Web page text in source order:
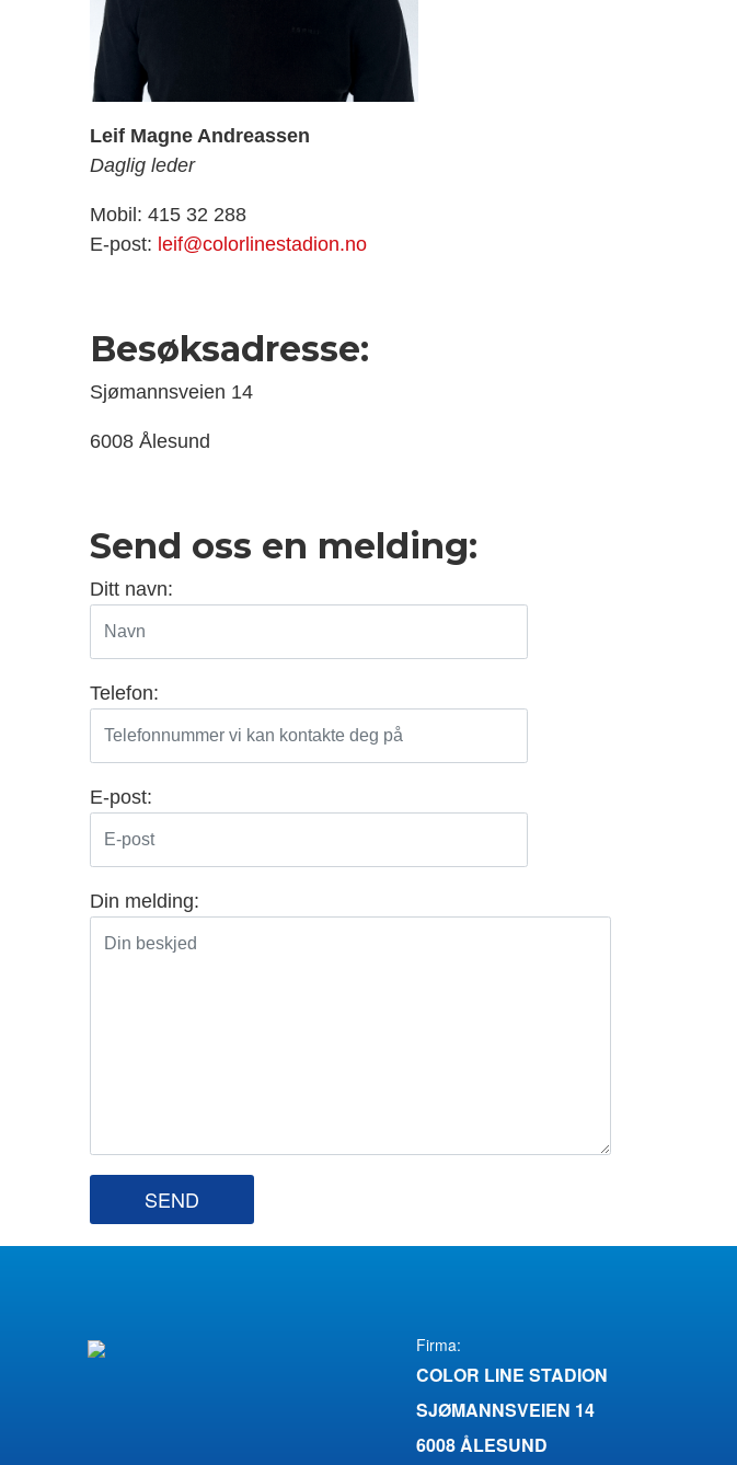
Leif Magne Andreassen
Daglig leder
Mobil: 415 32 288
E-post: leif@colorlinestadion.no
Besøksadresse:
Sjømannsveien 14
6008 Ålesund
Send oss en melding:
Ditt navn:
Telefon:
E-post:
Din melding:
SEND
Firma:
COLOR LINE STADION
SJØMANNSVEIEN 14
6008 ÅLESUND